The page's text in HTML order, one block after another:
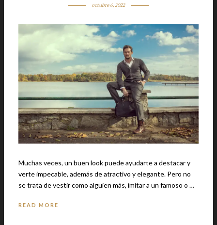
octubre 6, 2022
Muchas veces, un buen look puede ayudarte a destacar y
verte impecable, además de atractivo y elegante. Pero no
se trata de vestir como alguien más, imitar a un famoso o …
READ MORE